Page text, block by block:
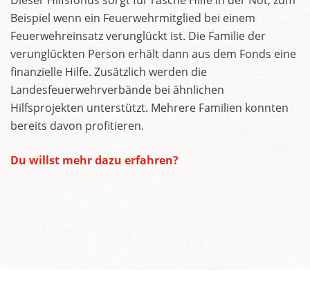
Beispiel wenn ein Feuerwehrmitglied bei einem
Feuerwehreinsatz verunglückt ist. Die Familie der
verunglückten Person erhält dann aus dem Fonds eine
finanzielle Hilfe. Zusätzlich werden die
Landesfeuerwehrverbände bei ähnlichen
Hilfsprojekten unterstützt. Mehrere Familien konnten
bereits davon profitieren.
Du willst mehr dazu erfahren?